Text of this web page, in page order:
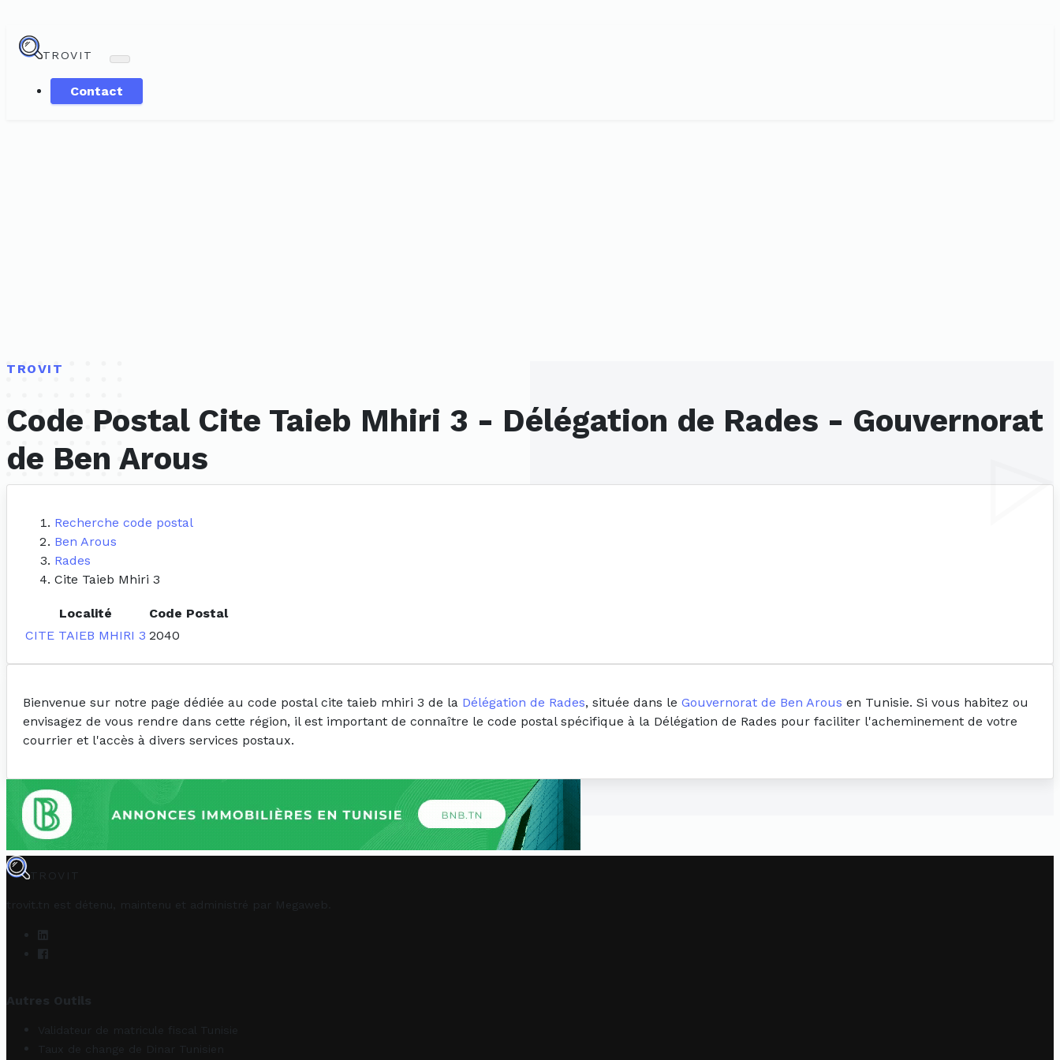
TROVIT
Contact
TROVIT
Code Postal Cite Taieb Mhiri 3 - Délégation de Rades - Gouvernorat
de Ben Arous
Recherche code postal
Ben Arous
Rades
Cite Taieb Mhiri 3
Localité
Code Postal
CITE TAIEB MHIRI 3 2040
Bienvenue sur notre page dédiée au code postal cite taieb mhiri 3 de la Délégation de Rades, située dans le Gouvernorat de Ben Arous en Tunisie. Si vous habitez ou
envisagez de vous rendre dans cette région, il est important de connaître le code postal spécifique à la Délégation de Rades pour faciliter l'acheminement de votre
courrier et l'accès à divers services postaux.
TROVIT
trovit.tn est détenu, maintenu et administré par Megaweb
Autres Outils
Validateur de matricule fiscal Tunisie
Taux de change de Dinar Tunisien